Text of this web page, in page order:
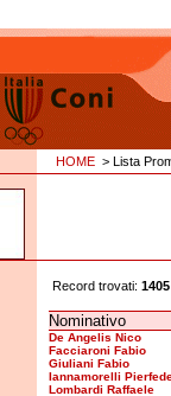
HOME > Lista
Record trovati: 1405
Nominativo
De Angelis Nico
Facciaroni Fabio
Giuliani Fabio
Iannamorelli
Lombardi Raffaele